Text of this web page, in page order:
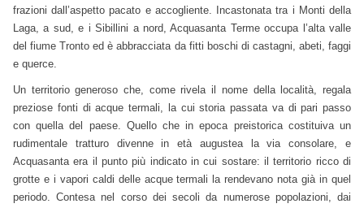
frazioni dall’aspetto pacato e accogliente. Incastonata tra i Monti della
Laga, a sud, e i Sibillini a nord, Acquasanta Terme occupa l’alta valle
del fiume Tronto ed è abbracciata da fitti boschi di castagni, abeti, faggi
e querce.
Un territorio generoso che, come rivela il nome della località, regala
preziose fonti di acque termali, la cui storia passata va di pari passo
con quella del paese. Quello che in epoca preistorica costituiva un
rudimentale tratturo divenne in età augustea la via consolare, e
Acquasanta era il punto più indicato in cui sostare: il territorio ricco di
grotte e i vapori caldi delle acque termali la rendevano nota già in quel
periodo. Contesa nel corso dei secoli da numerose popolazioni, dai